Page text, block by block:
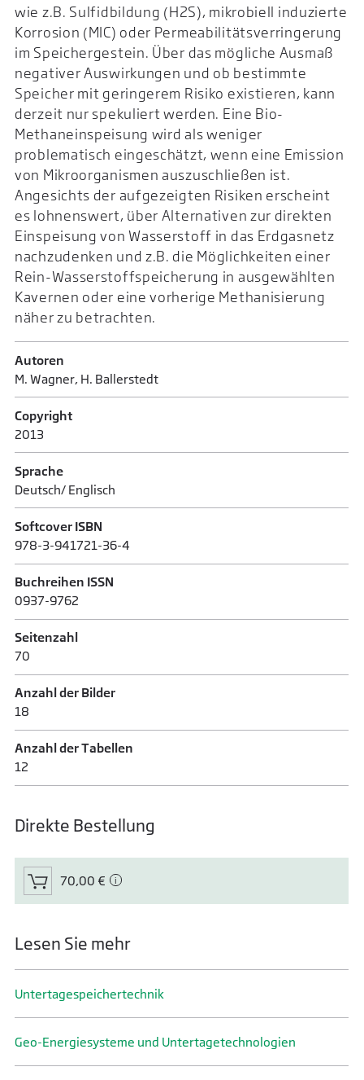
wie z.B. Sulfidbildung (H2S), mikrobiell induzierte
Korrosion (MIC) oder Permeabilitätsverringerung
im Speichergestein. Über das mögliche Ausmaß
negativer Auswirkungen und ob bestimmte
Speicher mit geringerem Risiko existieren, kann
derzeit nur spekuliert werden. Eine Bio-
Methaneinspeisung wird als weniger
problematisch eingeschätzt, wenn eine Emission
von Mikroorganismen auszuschließen ist.
Angesichts der aufgezeigten Risiken erscheint
es lohnenswert, über Alternativen zur direkten
Einspeisung von Wasserstoff in das Erdgasnetz
nachzudenken und z.B. die Möglichkeiten einer
Rein-Wasserstoffspeicherung in ausgewählten
Kavernen oder eine vorherige Methanisierung
näher zu betrachten.
Autoren
M. Wagner, H. Ballerstedt
Copyright
2013
Sprache
Deutsch/ Englisch
Softcover ISBN
978-3-941721-36-4
Buchreihen ISSN
0937-9762
Seitenzahl
70
Anzahl der Bilder
18
Anzahl der Tabellen
12
Direkte Bestellung
70,00 €
Lesen Sie mehr
Untertage­speicher­technik
Geo-Energiesysteme und Untertage­technologien